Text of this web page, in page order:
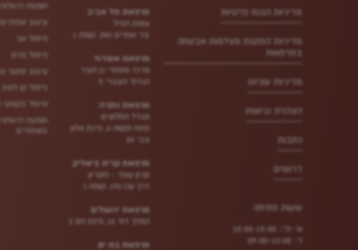
חומצה
עיצוב שפתיים
פיסול אף
פיסול פנים
עיצוב שקעי
פיסול קו לסת
טיפול בקמטי
חומצה
בשפתיים
מרפאת תל אביב
צומת הפיל
בני אפרים 280, קומה 1
מרפאת אשדוד
מרכז מסחרי גן העיר
הגדוד העברי 5
מרפאת נתניה
מגדל החלוצים
פתח תקווה 6, פינת אלון
צבי 20
מרפאת קרית ביאליק
קניון עופר - הקריון
דרך עכו 192, קומה 1
מרפאת ירושלים
המלך דוד 16, פינת הס 2
מרפאת בת ים
מדיניות הגנת פרטיות
מדיניות התקנת מצלמות אבטחה
במרפאות
מדיניות עוגיות
הצהרת נגישות
כתבות
דרושים
שעות פתיחה
א'-ה': 10:00-19:00
ו': 09:00-13:00